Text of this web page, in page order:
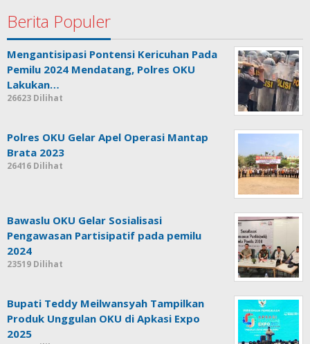
Berita Populer
Mengantisipasi Pontensi Kericuhan Pada
Pemilu 2024 Mendatang, Polres OKU
Lakukan…
26623 Dilihat
Polres OKU Gelar Apel Operasi Mantap
Brata 2023
26416 Dilihat
Bawaslu OKU Gelar Sosialisasi
Pengawasan Partisipatif pada pemilu
2024
23519 Dilihat
Bupati Teddy Meilwansyah Tampilkan
Produk Unggulan OKU di Apkasi Expo
2025